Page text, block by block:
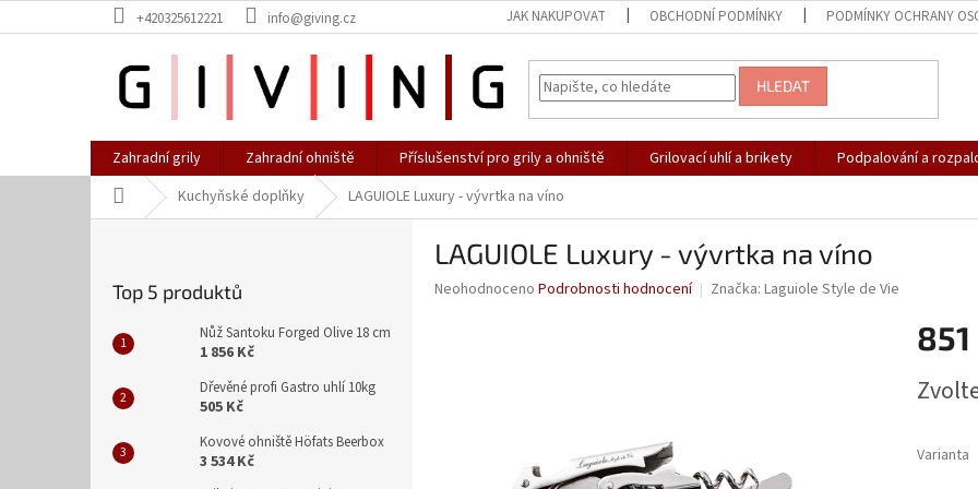
na
+420325612221 info@giving.cz JAK NAKUPOVAT OBCHODNÍ PODMÍNKY PODMÍNKY OCHRANY
HLEDAT
Zahradní grily Zahradní ohniště Příslušenství pro grily a ohniště Grilovací uhlí a brikety Podpalování a
Domů Kuchyňské doplňky LAGUIOLE Luxury - vývrtka na víno
Top 5 produktů
Nůž Santoku Forged Olive 18 cm
1 856 Kč
Dřevěné profi Gastro uhlí 10kg
505 Kč
Kovové ohniště Höfats Beerbox
3 534 Kč
LAGUIOLE Luxury - vývrtka na víno
Průměrné
Neohodnoceno Podrobnosti hodnocení Značka: Laguiole Style de Vie
851
cena:
Varianta